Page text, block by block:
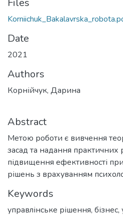
Files
Date
2021
Authors
Корнійчук, Дарина
Abstract
Метою роботи є вивчення
засад та надання практичних
підвищення ефективності
рішень з врахуванням
Keywords
управлінське рішення, бізнес,